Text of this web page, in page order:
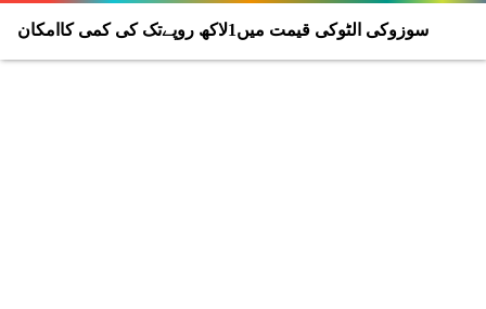
سوزوکی الٹوکی قیمت میں1لاکھ روپےتک کی کمی کاامکان